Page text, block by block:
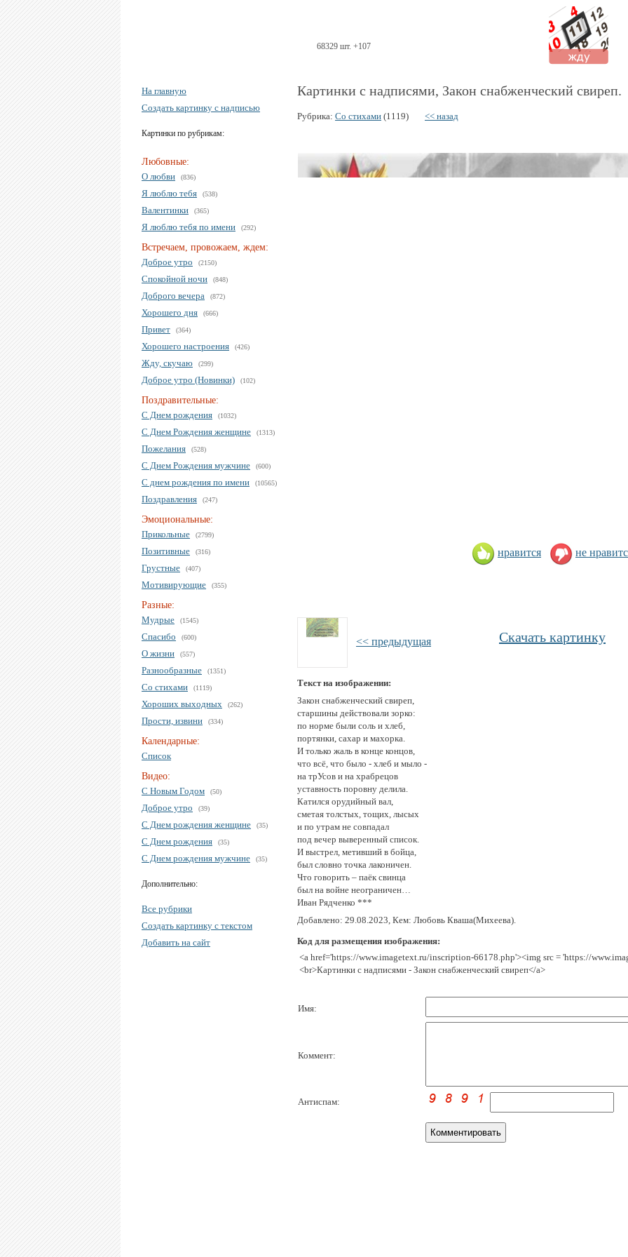
68329 шт. +107
На главную
Создать картинку с надписью
Картинки по рубрикам:
Любовные:
О любви
(836)
Я люблю тебя (538)
Валентинки (365)
Я люблю тебя по имени (292)
Встречаем, провожаем, ждем:
Доброе утро
(2150)
Спокойной ночи (848)
Доброго вечера (872)
Хорошего дня (666)
Привет (364)
Хорошего настроения (426)
Жду, скучаю (299)
Доброе утро (Новинки) (102)
Поздравительные:
С Днем рождения
(1032)
С Днем Рождения женщине (1313)
Пожелания (528)
С Днем Рождения мужчине (600)
С днем рождения по имени (10565)
Поздравления (247)
Эмоциональные:
Прикольные
(2799)
Позитивные (316)
Грустные (407)
Мотивирующие (355)
Разные:
Мудрые
(1545)
Спасибо (600)
О жизни (557)
Разнообразные (1351)
Со стихами (1119)
Хороших выходных (262)
Прости, извини (334)
Календарные:
Список
Видео:
С Новым Годом
(50)
Доброе утро (39)
С Днем рождения женщине (35)
С Днем рождения (35)
С Днем рождения мужчине (35)
Дополнительно:
Все рубрики
Создать картинку с текстом
Добавить на сайт
Картинки с надписями, Закон снабженческий свиреп.
Рубрика: Со стихами (1119) << назад
нравится не
<< предыдущая Скачать картинку
Текст на изображении:
Закон снабженческий свиреп,
старшины действовали зорко:
по норме были соль и хлеб,
портянки, сахар и махорка.
И только жаль в конце концов,
что всё, что было - хлеб и мыло -
на трУсов и на храбрецов
уставность поровну делила.
Катился орудийный вал,
сметая толстых, тощих, лысых
и по утрам не совпадал
под вечер выверенный список.
И выстрел, метивший в бойца,
был словно точка лаконичен.
Что говорить – паёк свинца
был на войне неограничен…
Иван Рядченко ***
Добавлено: 29.08.2023, Кем: Любовь Кваша(Михеева).
Код для размещения изображения:
<a href='https://www.imagetext.ru/inscription-66178.php'><img src = 'https://
<br>Картинки с надписями - Закон снабженческий свиреп</a>
Имя:
Коммент:
Антиспам: